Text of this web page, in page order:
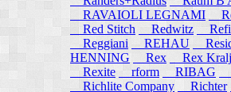
RAVAIOLI LEGNAMI
Red Stitch
Redwitz
Reggiani
REHAU
HENNING
Rex Rex Kralj
Rexite
rform RIBAG
Richlite Company
Richter